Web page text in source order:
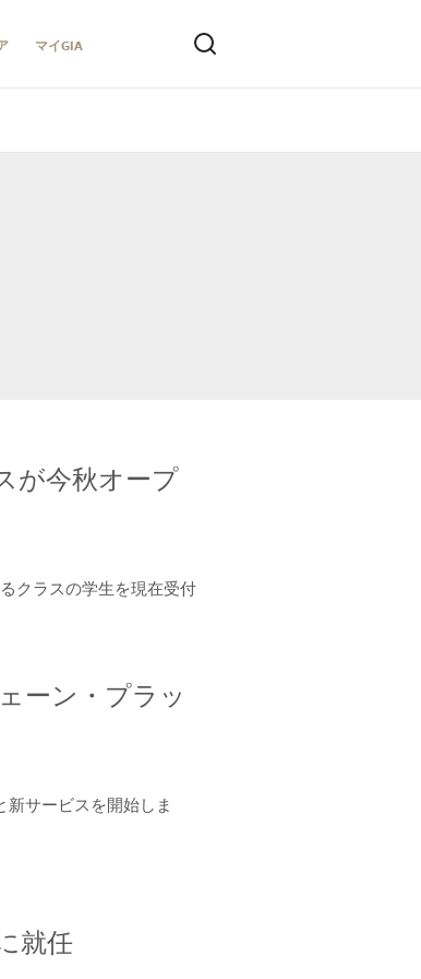
マイGIA
が今秋オープ
クラスの学生を現在受付
ーン・プラッ
新サービスを開始しま
就任